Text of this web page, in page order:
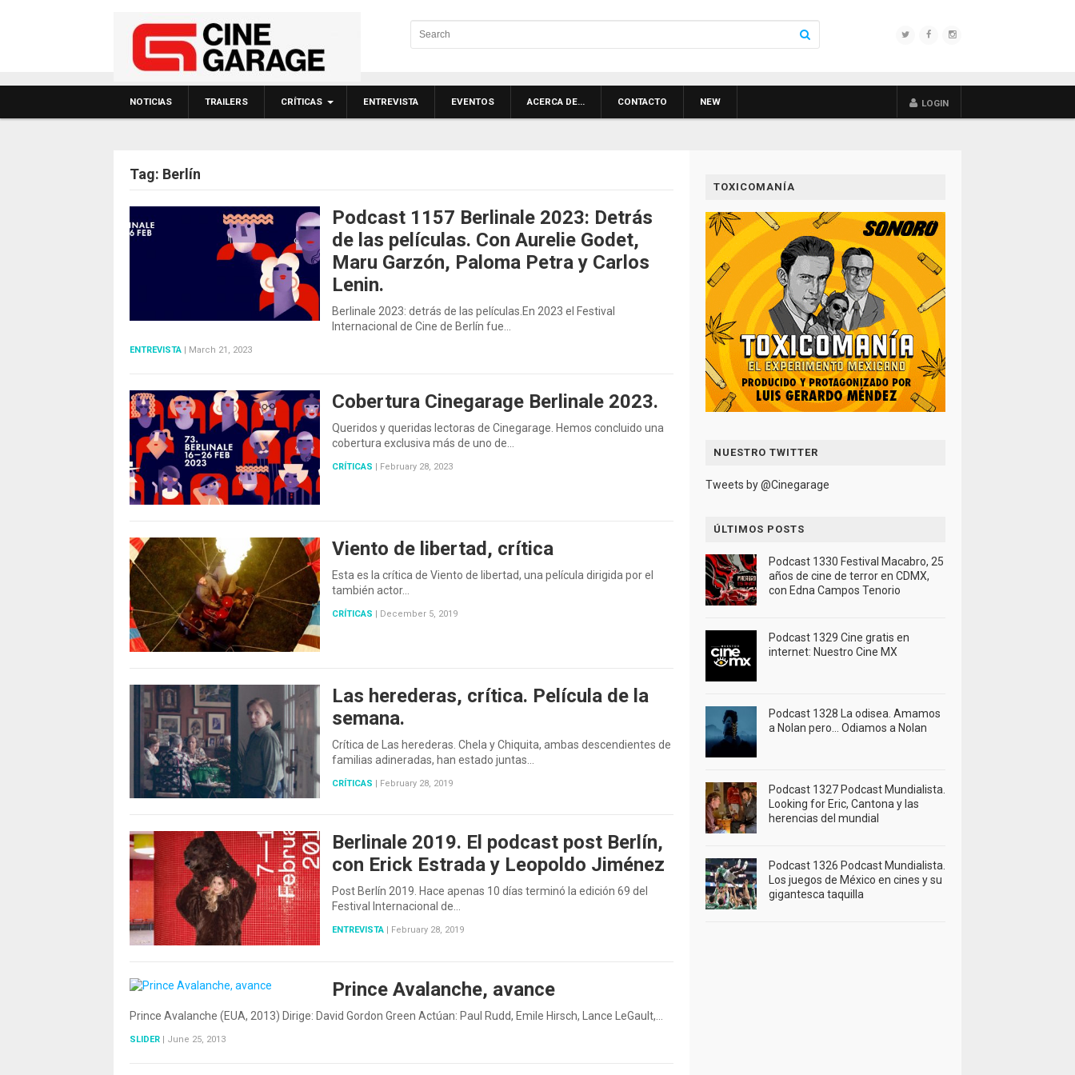
NOTICIAS TRAILERS CRÍTICAS ENTREVISTA EVENTOS ACERCA DE… CONTACTO NEW LOGIN
Tag: Berlín
Podcast 1157 Berlinale 2023: Detrás
de las películas. Con Aurelie Godet,
Maru Garzón, Paloma Petra y Carlos
Lenin.
Berlinale 2023: detrás de las películas.En 2023 el Festival
Internacional de Cine de Berlín fue…
ENTREVISTA | March 21, 2023
Cobertura Cinegarage Berlinale 2023.
Queridos y queridas lectoras de Cinegarage. Hemos concluido una
cobertura exclusiva más de uno de…
CRÍTICAS | February 28, 2023
Viento de libertad, crítica
Esta es la crítica de Viento de libertad, una película dirigida por el
también actor…
CRÍTICAS | December 5, 2019
Las herederas, crítica. Película de la
semana.
Crítica de Las herederas. Chela y Chiquita, ambas descendientes de
familias adineradas, han estado juntas…
CRÍTICAS | February 28, 2019
Berlinale 2019. El podcast post Berlín,
con Erick Estrada y Leopoldo Jiménez
Post Berlín 2019. Hace apenas 10 días terminó la edición 69 del
Festival Internacional de…
ENTREVISTA February 28, 2019
Prince Avalanche, avance
Prince Avalanche (EUA, 2013) Dirige: David Gordon Green Actúan: Paul Rudd, Emile Hirsch, Lance LeGault,…
SLIDER June 25, 2013
TOXICOMANÍA
NUESTRO TWITTER
Tweets by @Cinegarage
ÚLTIMOS POSTS
Podcast 1330 Festival Macabro, 25
años de cine de terror en CDMX,
con Edna Campos Tenorio
Podcast 1329 Cine gratis en
internet: Nuestro Cine MX
Podcast 1328 La odisea. Amamos
a Nolan pero… Odiamos a Nolan
Podcast 1327 Podcast Mundialista.
Looking for Eric, Cantona y las
herencias del mundial
Podcast 1326 Podcast Mundialista.
Los juegos de México en cines y su
gigantesca taquilla